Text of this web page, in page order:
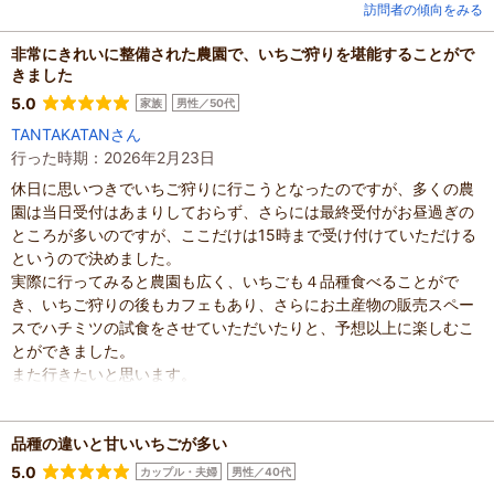
訪問者の傾向をみる
非常にきれいに整備された農園で、いちご狩りを堪能することがで
きました
5.0
家族 男性／50代
TANTAKATANさん
行った時期：2026年2月23日
休日に思いつきでいちご狩りに行こうとなったのですが、多くの農
園は当日受付はあまりしておらず、さらには最終受付がお昼過ぎの
ところが多いのですが、ここだけは15時まで受け付けていただける
というので決めました。
実際に行ってみると農園も広く、いちごも４品種食べることがで
き、いちご狩りの後もカフェもあり、さらにお土産物の販売スペー
スでハチミツの試食をさせていただいたりと、予想以上に楽しむこ
とができました。
また行きたいと思います。
滞在時間：1～2時間
家族の内訳：お子様、配偶者、
子どもの年齢
：13歳以上
人数 ：3人～5人
品種の違いと甘いいちごが多い
5.0
カップル・夫婦 男性／40代